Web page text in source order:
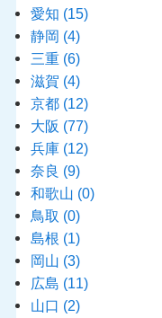
愛知 (15)
静岡 (4)
三重 (6)
滋賀 (4)
京都 (12)
大阪 (77)
兵庫 (12)
奈良 (9)
和歌山 (0)
鳥取 (0)
島根 (1)
岡山 (3)
広島 (11)
山口 (2)